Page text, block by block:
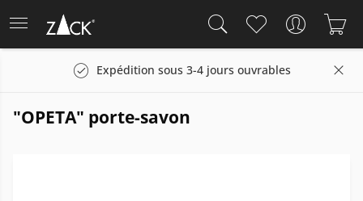
Expédition sous 3-4 jours ouvrables
"OPETA" porte-savon